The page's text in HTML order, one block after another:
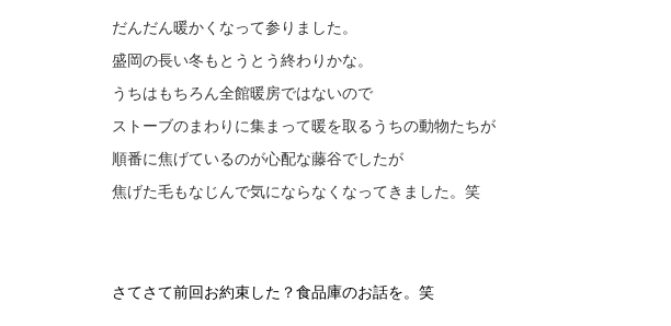
だんだん暖かくなって参りました。
盛岡の長い冬もとうとう終わりかな。
うちはもちろん全館暖房ではないので
ストーブのまわりに集まって暖を取るうちの動物たちが
順番に焦げているのが心配な藤谷でしたが
焦げた毛もなじんで気にならなくなってきました。笑
さてさて前回お約束した？食品庫のお話を。笑